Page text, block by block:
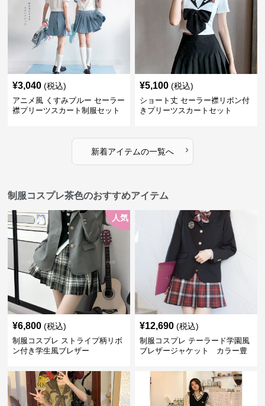
¥3,040 (税込)
アニメ風 くすみブルー セーラー
襟プリーツスカート制服セット
¥5,100 (税込)
ショート丈 セーラー襟リボン付
きプリーツスカートセット
新着アイテムの一覧へ ›
制服コスプレ茶色のおすすめアイテム
人気
¥6,800 (税込)
制服コスプレ ストライプ柄リボ
ン付き学生風ブレザー
¥12,690 (税込)
制服コスプレ テーラード学園風
ブレザージャケット カラー豊